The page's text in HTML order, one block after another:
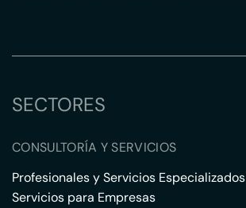
SECTORES
CONSULTORÍA Y SERVICIOS
Profesionales y Servicios Especializados
Servicios para Empresas